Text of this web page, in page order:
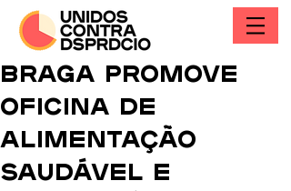
Braga promove
oficina de
alimentação
saudável e